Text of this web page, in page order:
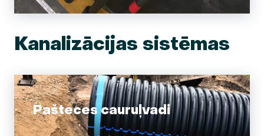
Kanalizācijas sistēmas
Pašteces cauruļvadi